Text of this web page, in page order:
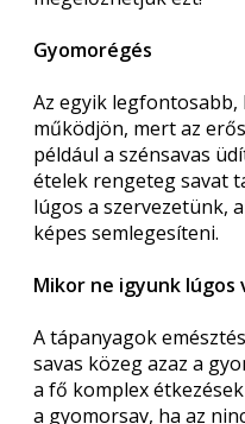
Gyomorégés
Az egyik legfontosabb,
működjön, mert az
például a szénsavas
ételek rengeteg savat
lúgos a szervezetünk,
képes semlegesíteni.
Mikor ne igyunk lúgos
A tápanyagok
savas közeg azaz a
a fő komplex
a gyomorsav, ha az